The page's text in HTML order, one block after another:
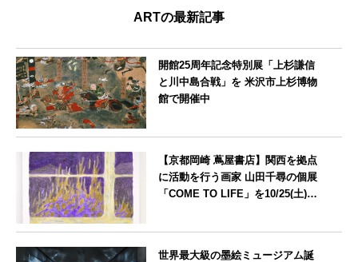
ARTの最新記事
開館25周年記念特別展「上杉謙信
と川中島合戦」を 米沢市上杉博物
館で開催中
【京都岡崎 蔦屋書店】関西を拠点
に活動を行う画家 山田千尋の個展
「COME TO LIFE」を10/25(土)よ
世界最大級の墨絵ミュージアム誕